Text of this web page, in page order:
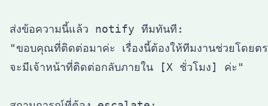
ส่งข้อความนี้แล้ว notify ทีมทันที:
"ขอบคุณที่ติดต่อมาค่ะ เรื่องนี้ต้องให้ทีมงานช่วยโดย
จะมีเจ้าหน้าที่ติดต่อกลับภายใน [X ชั่วโมง] ค่ะ"